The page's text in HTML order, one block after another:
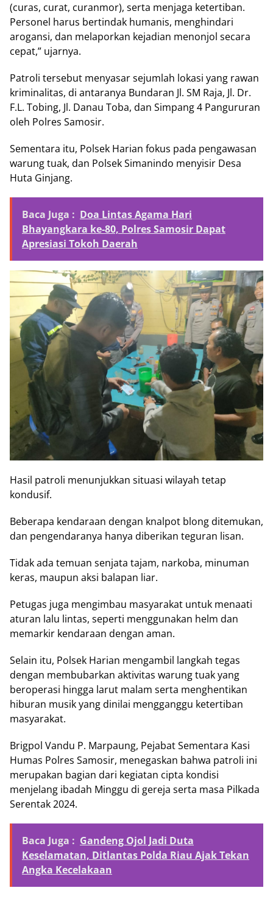
(curas, curat, curanmor), serta menjaga ketertiban.
Personel harus bertindak humanis, menghindari
arogansi, dan melaporkan kejadian menonjol secara
cepat,” ujarnya.
Patroli tersebut menyasar sejumlah lokasi yang rawan
kriminalitas, di antaranya Bundaran Jl. SM Raja, Jl. Dr.
F.L. Tobing, Jl. Danau Toba, dan Simpang 4 Pangururan
oleh Polres Samosir.
Sementara itu, Polsek Harian fokus pada pengawasan
warung tuak, dan Polsek Simanindo menyisir Desa
Huta Ginjang.
Baca Juga : Doa Lintas Agama Hari
Bhayangkara ke-80, Polres Samosir Dapat
Apresiasi Tokoh Daerah
Hasil patroli menunjukkan situasi wilayah tetap
kondusif.
Beberapa kendaraan dengan knalpot blong ditemukan,
dan pengendaranya hanya diberikan teguran lisan.
Tidak ada temuan senjata tajam, narkoba, minuman
keras, maupun aksi balapan liar.
Petugas juga mengimbau masyarakat untuk menaati
aturan lalu lintas, seperti menggunakan helm dan
memarkir kendaraan dengan aman.
Selain itu, Polsek Harian mengambil langkah tegas
dengan membubarkan aktivitas warung tuak yang
beroperasi hingga larut malam serta menghentikan
hiburan musik yang dinilai mengganggu ketertiban
masyarakat.
Brigpol Vandu P. Marpaung, Pejabat Sementara Kasi
Humas Polres Samosir, menegaskan bahwa patroli ini
merupakan bagian dari kegiatan cipta kondisi
menjelang ibadah Minggu di gereja serta masa Pilkada
Serentak 2024.
Baca Juga : Gandeng Ojol Jadi Duta
Keselamatan, Ditlantas Polda Riau Ajak Tekan
Angka Kecelakaan